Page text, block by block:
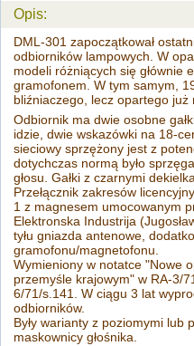
Opis:
DML-301 zapoczątkował
odbiorników lampowych. W
modeli różniących się głównie
gramofonem. W tym samym,
bliźniaczego, lecz opartego już
Odbiornik ma dwie osobne
idzie, dwie wskazówki na 18-
sieciowy sprzężony jest z
dotychczas normą było
głosu. Gałki z czarnymi
Przełącznik zakresów
1 z magnesem umocowanym
Elektronska Industrija
tyłu gniazda antenowe,
gramofonu/magnetofonu.
Wymieniony w notatce "Nowe
przemyśle krajowym" w RA-3/
6/71/s.141. W ciągu 3 lat
odbiorników.
Były warianty z poziomymi lub
maskownicy głośnika.